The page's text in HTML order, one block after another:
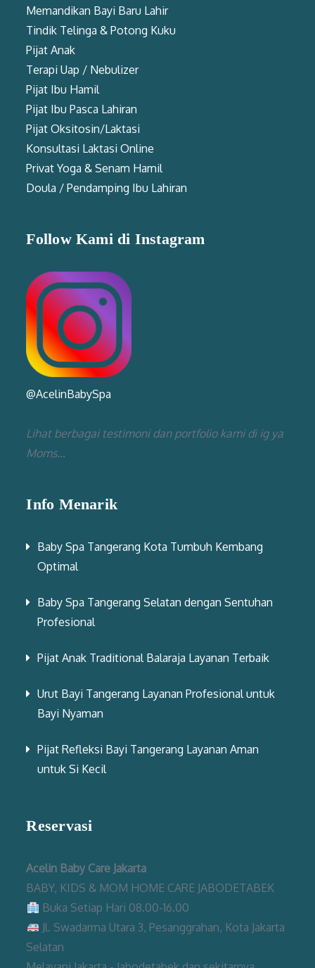
Memandikan Bayi Baru Lahir
Tindik Telinga & Potong Kuku
Pijat Anak
Terapi Uap / Nebulizer
Pijat Ibu Hamil
Pijat Ibu Pasca Lahiran
Pijat Oksitosin/Laktasi
Konsultasi Laktasi Online
Privat Yoga & Senam Hamil
Doula / Pendamping Ibu Lahiran
Follow Kami di Instagram
@AcelinBabySpa
Lihat berbagai testimoni dan portfolio kami di ig ya
Moms...
Info Menarik
Baby Spa Tangerang Kota Tumbuh Kembang
Optimal
Baby Spa Tangerang Selatan dengan Sentuhan
Profesional
Pijat Anak Traditional Balaraja Layanan Terbaik
Urut Bayi Tangerang Layanan Profesional untuk
Bayi Nyaman
Pijat Refleksi Bayi Tangerang Layanan Aman
untuk Si Kecil
Reservasi
Acelin Baby Care Jakarta
BABY, KIDS & MOM HOME CARE JABODETABEK
Buka Setiap Hari 08.00-16.00
Jl. Swadarma Utara 3, Pesanggrahan, Kota Jakarta
Selatan